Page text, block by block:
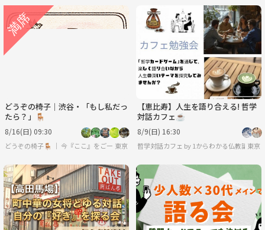
どうぞの椅子｜渋谷・「もし私だっ
たら？」🪑
8/16(日) 09:30
どうぞの椅子🪑 ｜ 今『ここ』をご一緒に。
東京
【恵比寿】人生を語り合える! 哲学
対話カフェ☕️
8/9(日) 16:30
哲学対話カフェ by 1からわかる仏教講座東京